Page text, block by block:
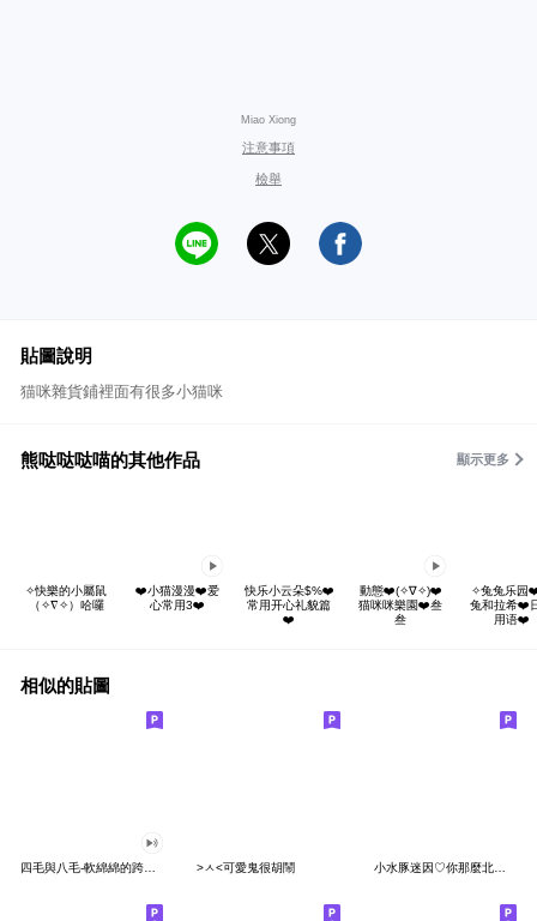
Miao Xiong
注意事項
檢舉
貼圖說明
猫咪雜貨鋪裡面有很多小猫咪
熊哒哒哒喵的其他作品 顯示更多
✧快樂的小屬鼠
（✧∇✧）哈囉
❤️小猫漫漫❤️爱
心常用3❤️
快乐小云朵$%❤️
常用开心礼貌篇
❤️
動態❤️(✧∇✧)❤️
猫咪咪樂園❤️叁
叁
✧兔兔乐园
兔和拉希❤️
用语❤️
相似的貼圖
四毛與八毛-軟綿綿的跨年貼圖 >ㅅ<可愛鬼很胡鬧 小水豚迷因♡你那麼北七,我有啥辦法